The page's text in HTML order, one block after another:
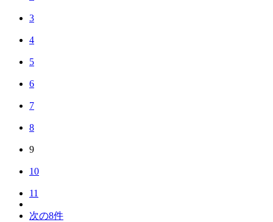
3
4
5
6
7
8
9
10
11
次の8件